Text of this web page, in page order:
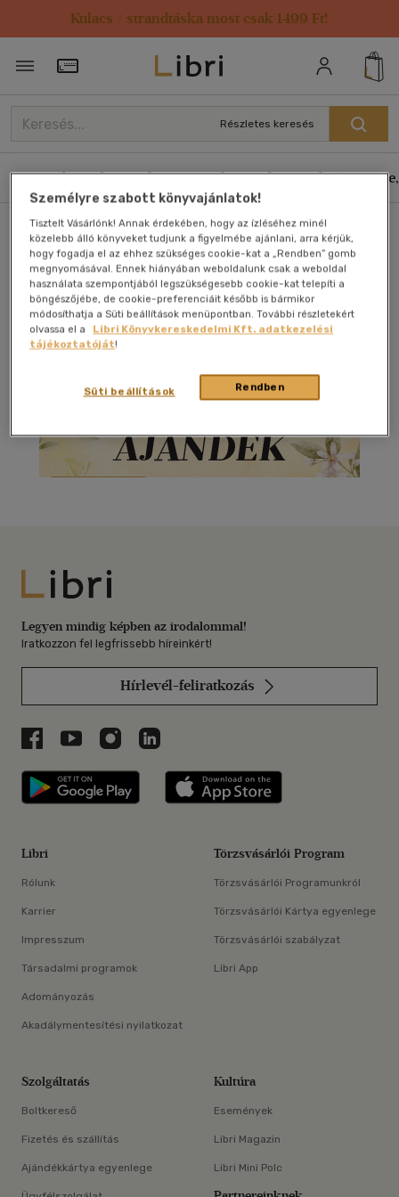
Kulacs / strandtáska most csak 1499 Ft!
Törzsvásárlói Kártya adatai
Részletes keresés
Könyvek E-könyvek Hangoskönyvek Antikvár
Főoldal Könyvek - régi
Művészet és építészet
Fényképezés, fotóművészet
Libri
Legyen mindig képben az irodalommal!
Iratkozzon fel legfrissebb híreinkért!
Hírlevél-feliratkozás
Libri a Facebookon
Libri a Youtube-on
Libri az Instagramon
Libri a LinkedInen
Libri applikáció Szerezd meg: Google
Libri
Rólunk
Karrier
Impresszum
Társadalmi programok
Adományozás
Akadálymentesítési nyilatkozat
Törzsvásárlói Program
Törzsvásárlói Programunkról
Törzsvásárlói Kártya egyenlege
Törzsvásárlói szabályzat
Libri App
Szolgáltatás
Boltkereső
Fizetés és szállítás
Ajándékkártya egyenlege
Kultúra
Események
Libri Magazin
Libri Mini Polc
Személyre szabott könyvajánlatok!
Tisztelt Vásárlónk! Annak érdekében, hogy az ízléséhez minél
közelebb álló könyveket tudjunk a figyelmébe ajánlani, arra kérjük,
hogy fogadja el az ehhez szükséges cookie-kat a „Rendben” gomb
megnyomásával. Ennek hiányában weboldalunk csak a weboldal
használata szempontjából legszükségesebb cookie-kat telepíti a
böngészőjébe, de cookie-preferenciáit később is bármikor
módosíthatja a Süti beállítások menüpontban. További részletekért
olvassa el a
Libri Könyvkereskedelmi Kft. adatkezelési
tájékoztatóját!
Rendben
Süti beállítások